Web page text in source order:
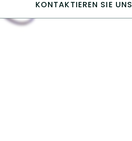
KONTAKTIEREN SIE UNS